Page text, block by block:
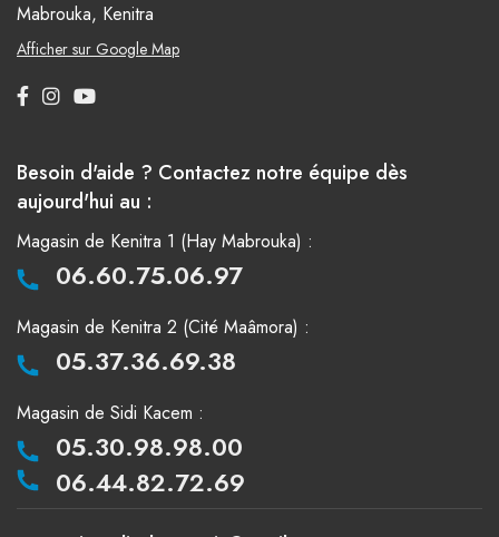
Mabrouka, Kenitra
Afficher sur Google Map
Besoin d'aide ? Contactez notre équipe dès
aujourd'hui au :
Magasin de Kenitra 1 (Hay Mabrouka) :
06.60.75.06.97
Magasin de Kenitra 2 (Cité Maâmora) :
05.37.36.69.38
Magasin de Sidi Kacem :
05.30.98.98.00
06.44.82.72.69